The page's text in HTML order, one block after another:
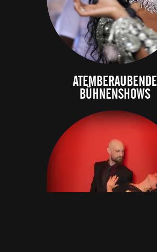
ATEMBERAUBENDE
BÜHNENSHOWS